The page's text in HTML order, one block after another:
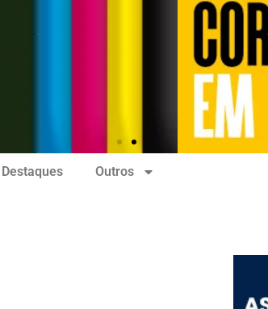
Destaques Outros